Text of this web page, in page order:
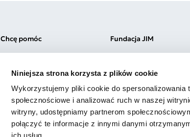
Niniejsza strona korzysta z plików cookie
Wykorzystujemy pliki cookie do
społecznościowe i analizować ruch w naszej
witryny, udostępniamy partnerom
połączyć te informacje z innymi danymi
Chcę pomóc
Uważna Szkoła
Podaruj 1,5%
Nasi fundraiserzy
Fundacja JIM
Kariera
Praktyki
Wolontariat
Sprawozdania